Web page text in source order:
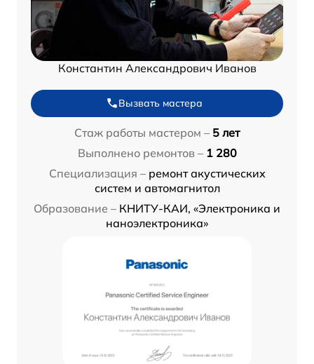
Константин Александрович Иванов
Вызвать мастера
Стаж работы мастером – 5 лет
Выполнено ремонтов – 1 280
Специализация – ремонт акустических
систем и автомагнитол
Образование – КНИТУ-КАИ, «Электроника и
наноэлектроника»